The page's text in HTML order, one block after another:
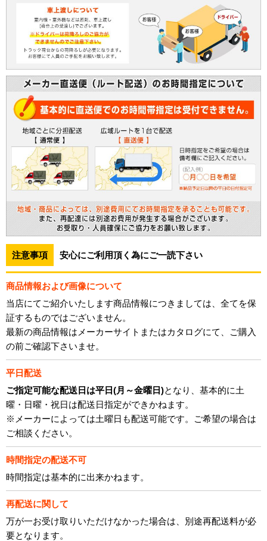
注意事項 安心にご利用頂く為にご一読下さい
商品情報および画像について
当店にてご紹介いたします商品情報につきましては、全てを保
証するものではございません。
最新の商品情報はメーカーサイトまたはカタログにて、ご購入
の前ご確認下さいませ。
平日配送
ご指定可能な配送日は平日(月～金曜日)となり、基本的に土
曜・日曜・祝日は配送日指定ができかねます。
※メーカーによっては土曜日も配送可能です。ご希望の場合は
ご相談ください。
時間指定の配送不可
時間指定は基本的に出来かねます。
再配送に関して
万が一お受け取りいただけなかった場合は、別途再配送料が必
要となります。